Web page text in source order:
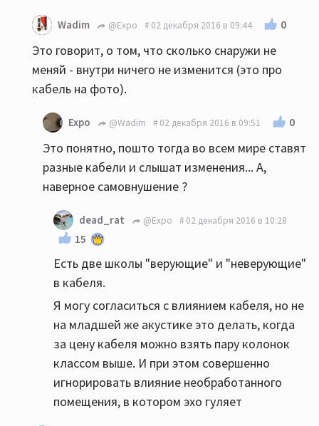
Wadim @Expo 02 декабря 2016 в 09:44 0
Это говорит, о том, что сколько снаружи не
меняй - внутри ничего не изменится (это про
кабель на фото).
Expo @Wadim 02 декабря 2016 в 09:51 0
Это понятно, пошто тогда во всем мире ставят
разные кабели и слышат изменения... А,
наверное самовнушение ?
dead_rat @Expo 02 декабря 2016 в 10:28
15
Есть две школы "верующие" и "неверующие"
в кабеля.
Я могу согласиться с влиянием кабеля, но не
на младшей же акустике это делать, когда
за цену кабеля можно взять пару колонок
классом выше. И при этом совершенно
игнорировать влияние необработанного
помещения, в котором эхо гуляет